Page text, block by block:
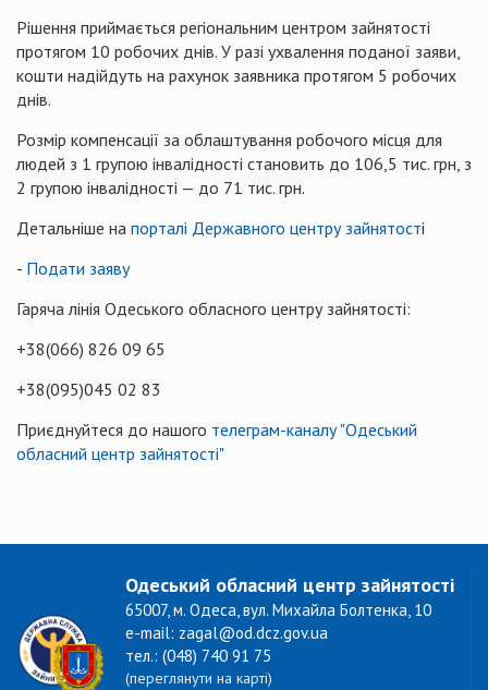
Рішення приймається регіональним центром зайнятості
протягом 10 робочих днів. У разі ухвалення поданої заяви,
кошти надійдуть на рахунок заявника протягом 5 робочих
днів.
Розмір компенсації за облаштування робочого місця для
людей з 1 групою інвалідності становить до 106,5 тис. грн, з
2 групою інвалідності — до 71 тис. грн.
Детальніше на порталі Державного центру зайнятості
- Подати заяву
Гаряча лінія Одеського обласного центру зайнятості:
+38(066) 826 09 65
+38(095)045 02 83
Приєднуйтеся до нашого телеграм-каналу "Одеський
обласний центр зайнятості"
Одеський обласний центр зайнятості
65007, м. Одеса, вул. Михайла Болтенка, 10
e-mail: zagal@od.dcz.gov.ua
тел.: (048) 740 91 75
(переглянути на карті)